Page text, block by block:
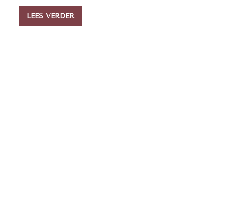
LEES VERDER